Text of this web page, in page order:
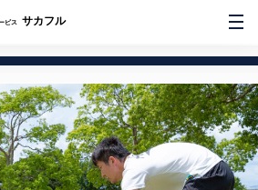
ビス サカフル